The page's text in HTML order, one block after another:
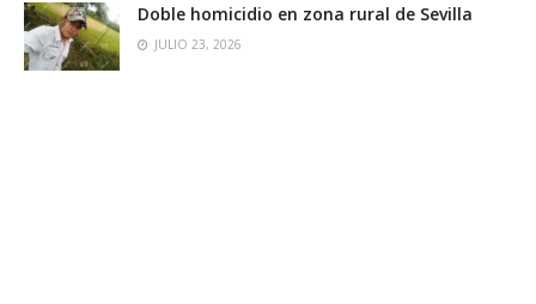
Doble homicidio en zona rural de Sevilla
JULIO 23, 2026